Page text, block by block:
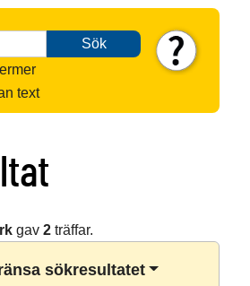
Sök
text
gav 2träffar.
sökresultatet